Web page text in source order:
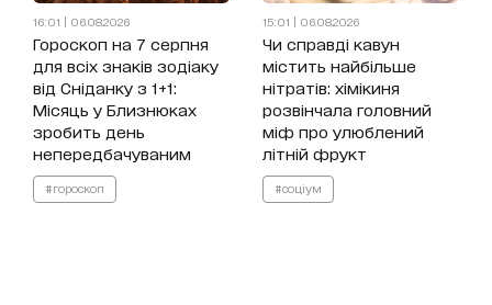
16:01 | 06.08.2026
Гороскоп на 7 серпня
для всіх знаків зодіаку
від Сніданку з 1+1:
Місяць у Близнюках
зробить день
непередбачуваним
#гороскоп
15:01 | 06.08.2026
Чи справді кавун
містить найбільше
нітратів: хімікиня
розвінчала головний
міф про улюблений
літній фрукт
#соціум